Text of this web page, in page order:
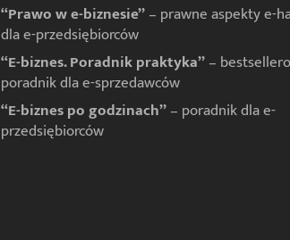
“Prawo w e-biznesie”– prawne aspekty e-
dla e-przedsiębiorców
“E-biznes. Poradnik praktyka”–
poradnik dla e-sprzedawców
“E-biznes po godzinach”– poradnik dla e-
przedsiębiorców